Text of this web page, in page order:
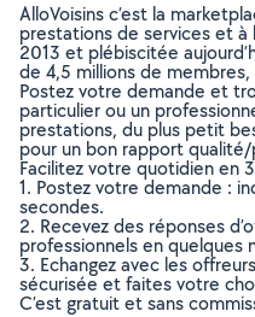
AlloVoisins c’est la
prestations de services et
2013 et plébiscitée
de 4,5 millions de
Postez votre demande et
particulier ou un
prestations, du plus petit
pour un bon rapport qualité/
Facilitez votre quotidien en
1. Postez votre demande :
secondes.
2. Recevez des réponses
professionnels en quelques
3. Echangez avec les
sécurisée et faites votre
C’est gratuit et sans